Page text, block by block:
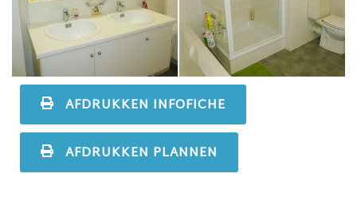
AFDRUKKEN INFOFICHE
AFDRUKKEN PLANNEN